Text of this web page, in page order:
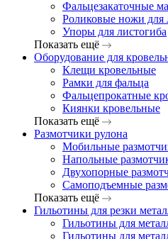
Фальцезакаточные
Роликовые ножи для
Упоры для листогиба
Показать ещё
Оборудование для
Клещи кровельные
Рамки для фальца
Фальцепрокатные
Киянки кровельные
Показать ещё
Размотчики рулона
Мобильные
Напольные
Двухопорные
Самоподъемные
Показать ещё
Гильотины для резки
Гильотины для
Гильотины для